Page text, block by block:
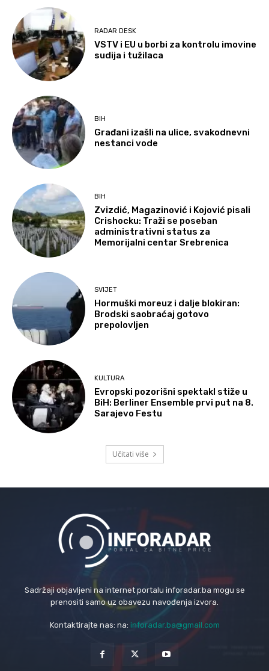
RADAR DESK
VSTV i EU u borbi za kontrolu imovine
sudija i tužilaca
BIH
Građani izašli na ulice, svakodnevni
nestanci vode
BIH
Zvizdić, Magazinović i Kojović pisali
Crishocku: Traži se poseban
administrativni status za
Memorijalni centar Srebrenica
SVIJET
Hormuški moreuz i dalje blokiran:
Brodski saobraćaj gotovo
prepolovljen
KULTURA
Evropski pozorišni spektakl stiže u
BiH: Berliner Ensemble prvi put na 8.
Sarajevo Festu
Učitati više
Sadržaji objavljeni na internet portalu inforadar.ba mogu se
prenositi samo uz obavezu navođenja izvora.
Kontaktirajte nas: na: inforadar.ba@gmail.com